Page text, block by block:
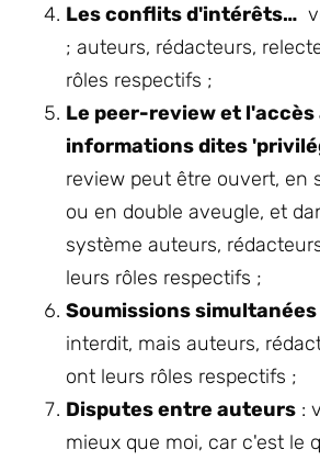
Les conflits d'intérêts…
; auteurs, rédacteurs,
rôles respectifs ;
Le peer-review et l'accès
informations dites
review peut être ouvert, en
ou en double aveugle, et
système auteurs,
leurs rôles respectifs ;
Soumissions simultanées
interdit, mais auteurs,
ont leurs rôles respectifs ;
Disputes entre auteurs :
mieux que moi, car c'est le